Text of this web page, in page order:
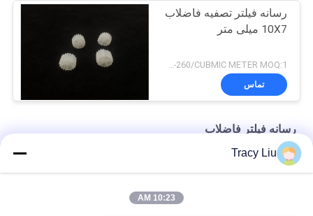
رسانه فیلتر تصفیه فاضلاب
10X7 میلی متر
USD200-260/CUBMIC METER MOQ:1 متر مکعب
تماس
رسانه فیلتر فاضلاب
HDPE 19 اتاق MBBR فیلتر فاضلاب رسانه 25X10 میلی مترTracy Liu
10:23 AM